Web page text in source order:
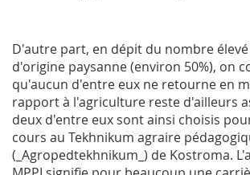
D'autre part, en dépit du nombre élevé
d'origine paysanne (environ 50%), on
qu'aucun d'entre eux ne retourne en
rapport à l'agriculture reste d'ailleurs
deux d'entre eux sont ainsi choisis
cours au Tekhnikum agraire
(_Agropedtekhnikum_) de Kostroma.